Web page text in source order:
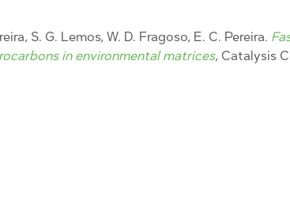
S. G. Lemos, W. D. Fragoso, E. C. Pereira.
in environmental matrices, Catalysis